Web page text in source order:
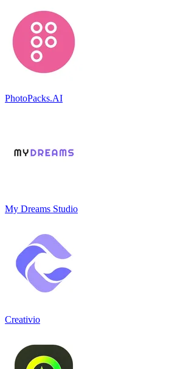
PhotoPacks.AI
My Dreams Studio
Creativio